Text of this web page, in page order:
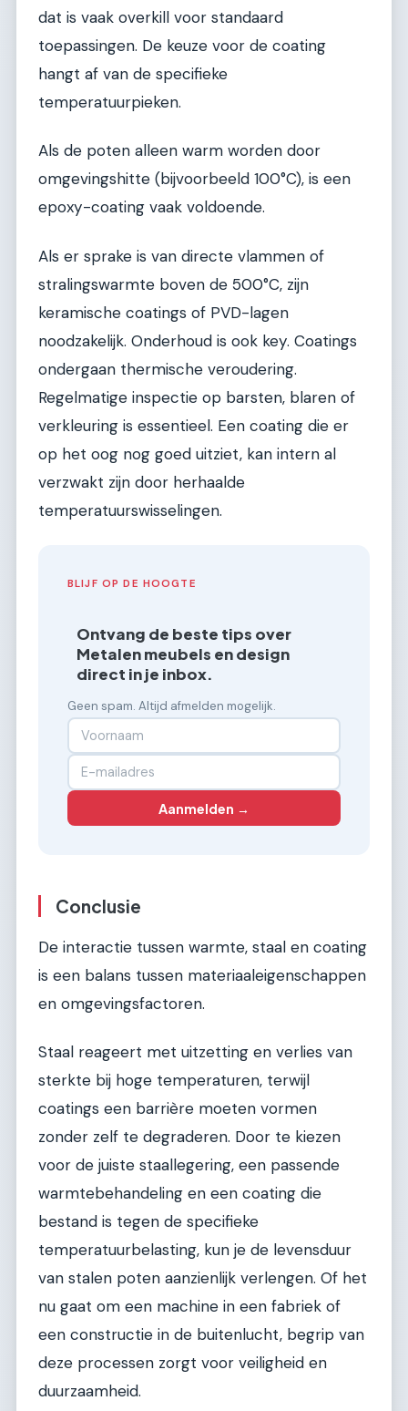
dat is vaak overkill voor standaard
toepassingen. De keuze voor de coating
hangt af van de specifieke
temperatuurpieken.
Als de poten alleen warm worden door
omgevingshitte (bijvoorbeeld 100°C), is een
epoxy-coating vaak voldoende.
Als er sprake is van directe vlammen of
stralingswarmte boven de 500°C, zijn
keramische coatings of PVD-lagen
noodzakelijk. Onderhoud is ook key. Coatings
ondergaan thermische veroudering.
Regelmatige inspectie op barsten, blaren of
verkleuring is essentieel. Een coating die er
op het oog nog goed uitziet, kan intern al
verzwakt zijn door herhaalde
temperatuurswisselingen.
BLIJF OP DE HOOGTE
Ontvang de beste tips over
Metalen meubels en design
direct in je inbox.
Geen spam. Altijd afmelden mogelijk.
Aanmelden →
Conclusie
De interactie tussen warmte, staal en coating
is een balans tussen materiaaleigenschappen
en omgevingsfactoren.
Staal reageert met uitzetting en verlies van
sterkte bij hoge temperaturen, terwijl
coatings een barrière moeten vormen
zonder zelf te degraderen. Door te kiezen
voor de juiste staallegering, een passende
warmtebehandeling en een coating die
bestand is tegen de specifieke
temperatuurbelasting, kun je de levensduur
van stalen poten aanzienlijk verlengen. Of het
nu gaat om een machine in een fabriek of
een constructie in de buitenlucht, begrip van
deze processen zorgt voor veiligheid en
duurzaamheid.